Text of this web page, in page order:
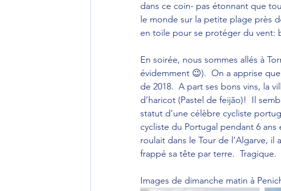
dans ce coin- pas étonnant que
le monde sur la petite plage près
en toile pour se protéger du vent:
En soirée, nous sommes allés à
évidemment 😉).  On a apprise
de 2018.  A part ses bons vins, la
d’haricot (Pastel de feijão)!  Il
statut d’une célèbre cycliste
cycliste du Portugal pendant 6 ans
roulait dans le Tour de l’Algarve,
frappé sa tête par terre.
Images de dimanche matin à